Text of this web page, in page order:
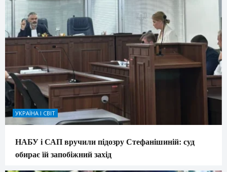
УКРАЇНА І СВІТ
НАБУ і САП вручили підозру Стефанішиній: суд
обирає їй запобіжний захід